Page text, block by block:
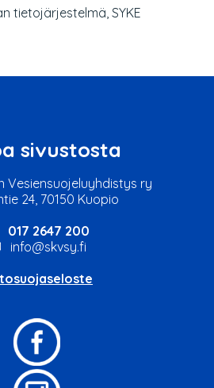
tietojärjestelmä, SYKE
sivustosta
Vesiensuojeluyhdistys ry
24, 70150 Kuopio
017 2647 200
info@skvsy.fi